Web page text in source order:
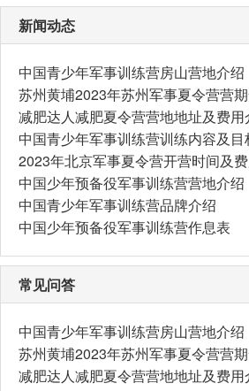
新闻动态
中国青少年军事训练营房山营地介绍
苏州黄埔2023年苏州军事夏令营营
减肥达人减肥夏令营营地地址及费用
中国青少年军事训练营训练内容及目
2023年北京军事夏令营开营时间及
中国少年预备役军事训练营营地介绍
中国青少年军事训练营品牌介绍
中国少年预备役军事训练营作息表
常见问答
中国青少年军事训练营房山营地介绍
苏州黄埔2023年苏州军事夏令营营
减肥达人减肥夏令营营地地址及费用